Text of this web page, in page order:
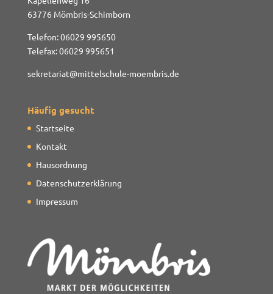
63776 Mömbris-Schimborn
Telefon: 06029 995650
Telefax: 06029 995651
sekretariat@mittelschule-moembris.de
Häufig gesucht
Startseite
Kontakt
Hausordnung
Datenschutzerklärung
Impressum